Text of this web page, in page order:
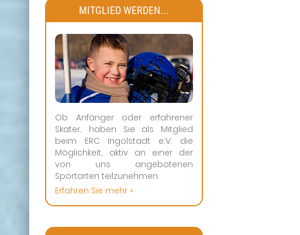
MITGLIED WERDEN...
Ob Anfänger oder erfahrener
Skater, haben Sie als Mitglied
beim ERC Ingolstadt e:V. die
Möglichkeit, aktiv an einer der
von uns angebotenen
Sportarten teilzunehmen.
Erfahren Sie mehr »